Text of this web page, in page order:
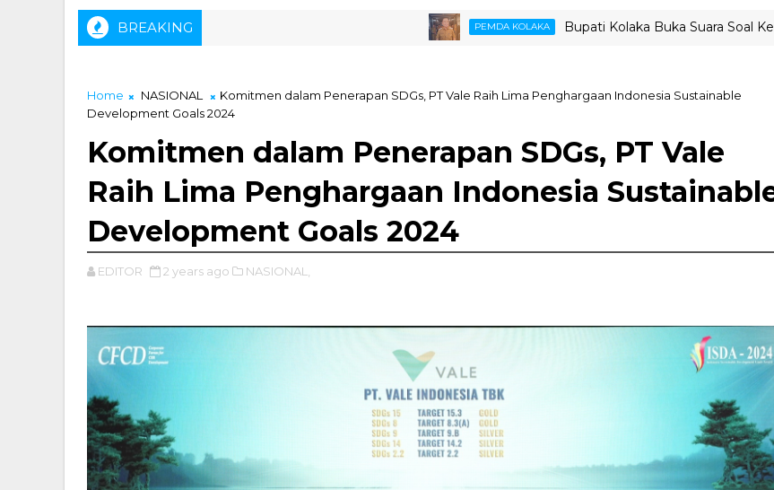
BREAKING PEMDA KOLAKA Bupati Kolaka Buka Suara Soal
Home NASIONAL
Komitmen dalam Penerapan SDGs, PT Vale Raih Lima Penghargaan Indonesia Sustainable
Development Goals 2024
Komitmen dalam Penerapan SDGs, PT Vale
Raih Lima Penghargaan Indonesia
Development Goals 2024
EDITOR 2 years ago NASIONAL,